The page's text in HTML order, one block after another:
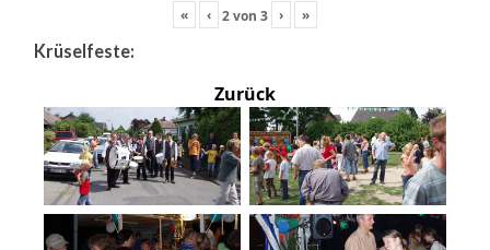
« ‹ 2von 3 › »
Krüselfeste:
Zurück